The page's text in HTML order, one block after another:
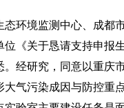
态环境监测中心、成都
关于恳请支持申报生
。经研究，同意以重庆
大气污染成因与防控重